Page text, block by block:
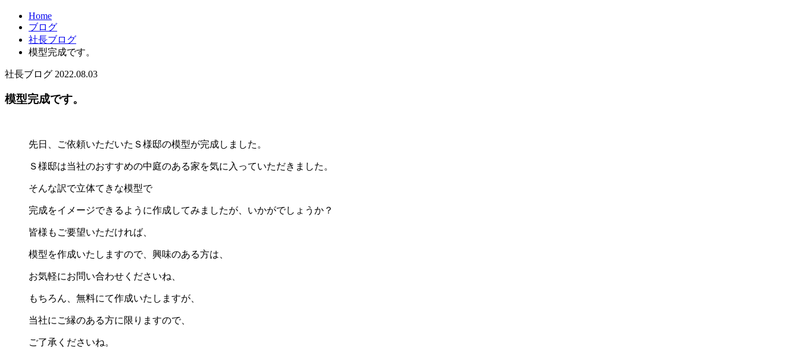
Home
ブログ
社長ブログ
模型完成です。
社長ブログ 2022.08.03
模型完成です。
先日、ご依頼いただいたＳ様邸の模型が完成しました。
Ｓ様邸は当社のおすすめの中庭のある家を気に入っていただきました。
そんな訳で立体てきな模型で
完成をイメージできるように作成してみましたが、いかがでしょうか？
皆様もご要望いただければ、
模型を作成いたしますので、興味のある方は、
お気軽にお問い合わせくださいね、
もちろん、無料にて作成いたしますが、
当社にご縁のある方に限りますので、
ご了承くださいね。